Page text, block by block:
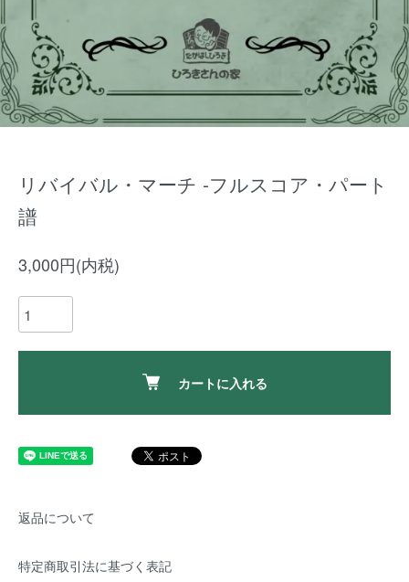
リバイバル・マーチ -フルスコア・パート
譜
3,000円(内税)
カートに入れる
返品について
特定商取引法に基づく表記